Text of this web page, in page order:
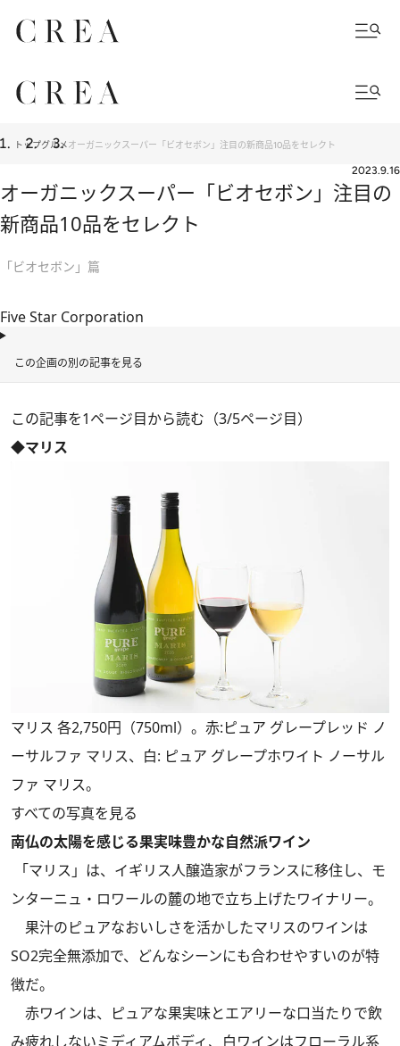
トップグルメオーガニックスーパー「ビオセボン」注目の新商品10品をセレクト
2023.9.16
オーガニックスーパー「ビオセボン」注目の
新商品10品をセレクト
「ビオセボン」篇
Five Star Corporation
この企画の別の記事を見る
この記事を1ページ目から読む（3/5ページ目）
◆マリス
マリス 各2,750円（750ml）。赤:ピュア グレープレッド ノ
ーサルファ マリス、白: ピュア グレープホワイト ノーサル
ファ マリス。
すべての写真を見る
南仏の太陽を感じる果実味豊かな自然派ワイン
「マリス」は、イギリス人醸造家がフランスに移住し、モ
ンターニュ・ロワールの麓の地で立ち上げたワイナリー。
果汁のピュアなおいしさを活かしたマリスのワインは
SO2完全無添加で、どんなシーンにも合わせやすいのが特
徴だ。
赤ワインは、ピュアな果実味とエアリーな口当たりで飲
み疲れしないミディアムボディ、白ワインはフローラル系